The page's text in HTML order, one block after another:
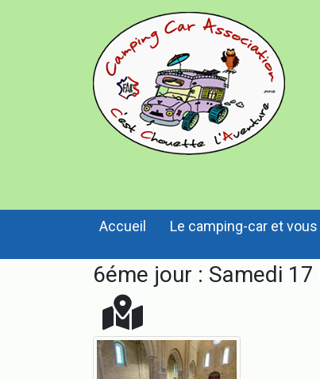
Accueil Le camping-car et vous
6éme jour : Samedi